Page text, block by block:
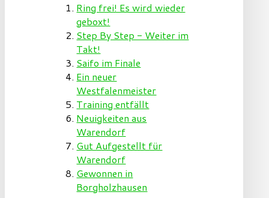
Ring frei! Es wird wieder
geboxt!
Step By Step - Weiter im
Takt!
Saifo im Finale
Ein neuer
Westfalenmeister
Training entfällt
Neuigkeiten aus
Warendorf
Gut Aufgestellt für
Warendorf
Gewonnen in
Borgholzhausen